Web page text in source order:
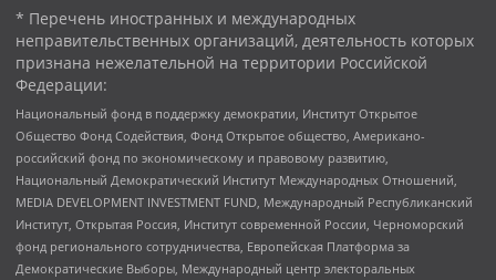
* Перечень иностранных и международных
неправительственных организаций, деятельность которых
признана нежелательной на территории Российской
Федерации:
Национальный фонд в поддержку демократии, Институт Открытое
Общество Фонд Содействия, Фонд Открытое общество, Американо-
российский фонд по экономическому и правовому развитию,
Национальный Демократический Институт Международных Отношений,
MEDIA DEVELOPMENT INVESTMENT FUND, Международный Республиканский
Институт, Открытая Россия, Институт современной России, Черноморский
фонд регионального сотрудничества, Европейская Платформа за
Демократические Выборы, Международный центр электоральных